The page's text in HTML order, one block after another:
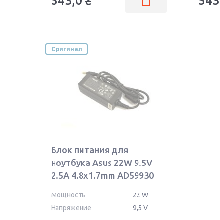
Оригинал
Блок питания для
ноутбука Asus 22W 9.5V
2.5A 4.8x1.7mm AD59930
Мощность
22 W
Напряжение
9,5 V